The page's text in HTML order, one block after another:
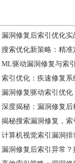
漏洞修复后索引优化实
搜索优化新策略：精
ML驱动漏洞修复与索
索引优化：疾速修复
漏洞修复驱动索引优
深度揭秘：漏洞修复后
揭秘搜索漏洞修复，
计算机视觉索引漏洞
漏洞修复后索引异常